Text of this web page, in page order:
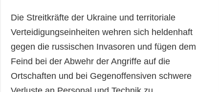
Die Streitkräfte der Ukraine und territoriale
Verteidigungseinheiten wehren sich heldenhaft
gegen die russischen Invasoren und fügen dem
Feind bei der Abwehr der Angriffe auf die
Ortschaften und bei Gegenoffensiven schwere